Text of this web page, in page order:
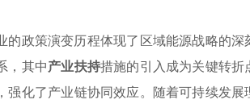
的政策演变历程体现了区域能源战略的
，其中产业扶持措施的引入成为关键转
强化了产业链协同效应。随着可持续发